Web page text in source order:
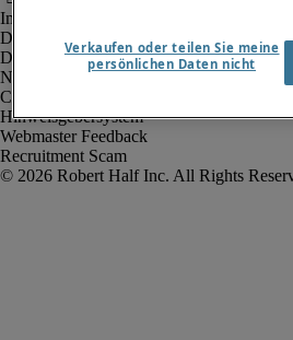
Impressum
Datenschutz
Datenschutz Arbeitnehmer/Zeitarbeitskräfte
Nutzungsbedingungen
Cookies
Hinweisgebersystem
Webmaster Feedback
Recruitment Scam
Verkaufen oder teilen Sie meine
persönlichen Daten nicht